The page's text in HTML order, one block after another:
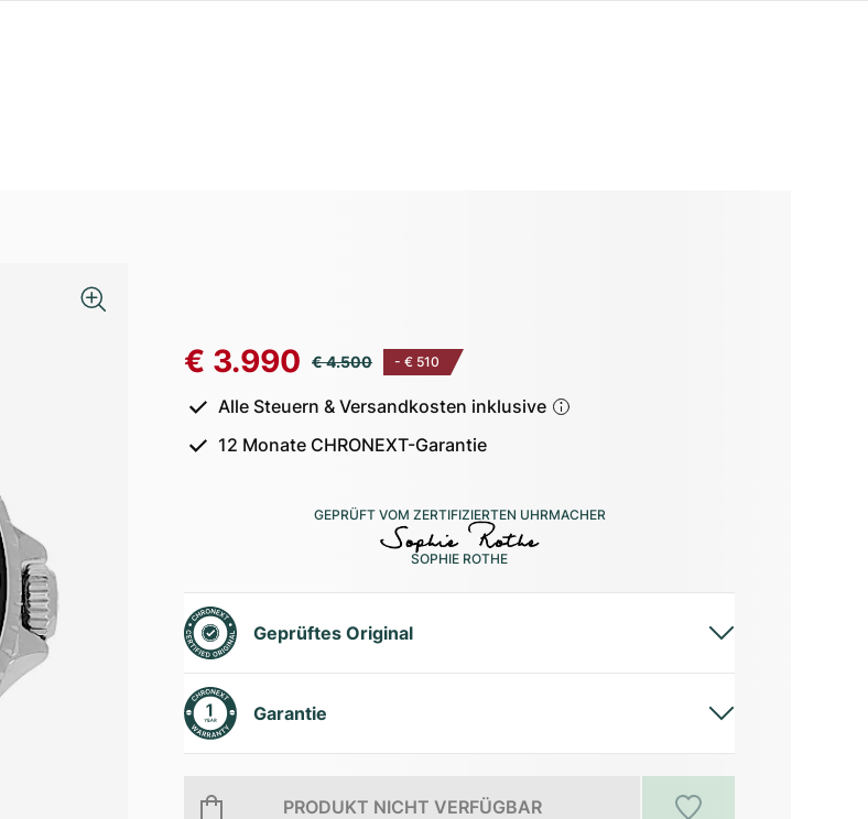
€ 3.990 € 4.500 - € 510
Alle Steuern & Versandkosten inklusive
12 Monate CHRONEXT-Garantie
GEPRÜFT VOM ZERTIFIZIERTEN UHRMACHER
SOPHIE ROTHE
Geprüftes Original
Garantie
PRODUKT NICHT VERFÜGBAR